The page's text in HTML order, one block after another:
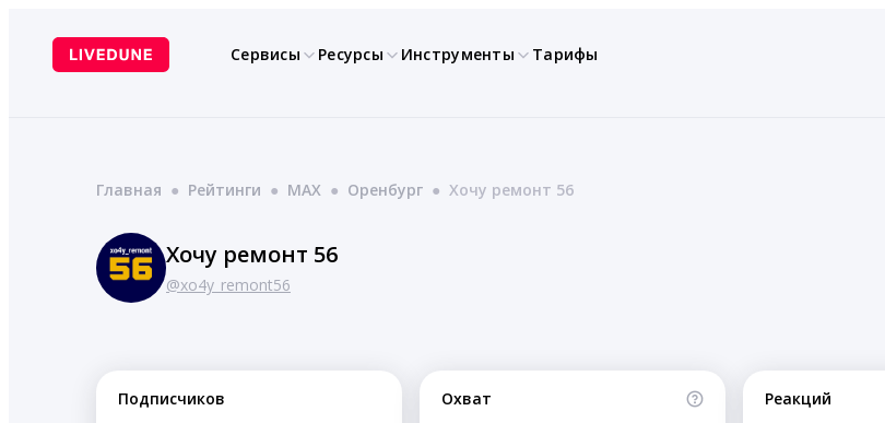
содержимому
Сервисы Ресурсы Инструменты Тарифы
Главная ● Рейтинги ● MAX ● Оренбург ● Хочу ремонт 56
Хочу ремонт 56
@xo4y_remont56
Подписчиков Охват Реакций